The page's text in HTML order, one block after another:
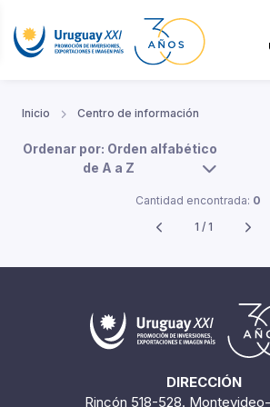
Inicio Centro de información
Ordenar por: Orden alfabético
de A a Z
Cantidad encontrada: 0
1 / 1
DIRECCIÓN
Rincón 518-528.